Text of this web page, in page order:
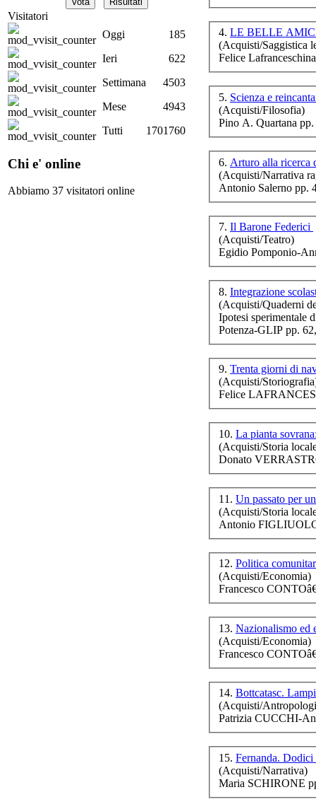
Il
Il
La
Visitatori
Oggi
185
Ieri
622
Settimana
4503
Mese
4943
Tutti
1701760
Chi e' online
Abbiamo 37 visitatori online
4. LE BELLE
(Acquisti/Saggistica
Felice
5. Scienza e
(Acquisti/Filosofia)
Pino A. Quartana
6. Arturo alla ricerca
(Acquisti/Narrativa
Antonio Salerno pp.
7. Il Barone Federici
(Acquisti/Teatro)
Egidio Pomponio-
8. Integrazione
(Acquisti/Quaderni
Ipotesi sperimentale
Potenza-GLIP pp.
9. Trenta giorni di
(Acquisti/
Felice
10. La pianta
(Acquisti/Storia
Donato
11. Un passato per
(Acquisti/Storia
Antonio
12. Politica
(Acquisti/Economia)
Francesco CONTO
13. Nazionalismo ed
(Acquisti/Economia)
Francesco CONTO
14. Bottcatasc.
(Acquisti/
Patrizia CUCCHI-
15. Fernanda.
(Acquisti/Narrativa)
Maria SCHIRONE